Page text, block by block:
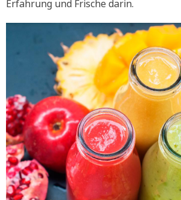
Erfahrung und Frische darin.